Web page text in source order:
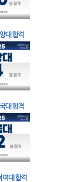
대 합격
대 합격
여대 합격